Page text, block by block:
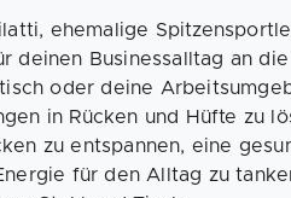
ehemalige
deinen Businessalltag an
oder deine
in Rücken und Hüfte zu
zu entspannen, eine
für den Alltag zu